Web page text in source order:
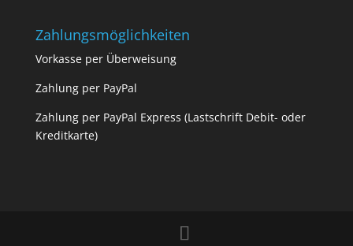
Zahlungsmöglichkeiten
Vorkasse per Überweisung
Zahlung per PayPal
Zahlung per PayPal Express (Lastschrift Debit- oder
Kreditkarte)